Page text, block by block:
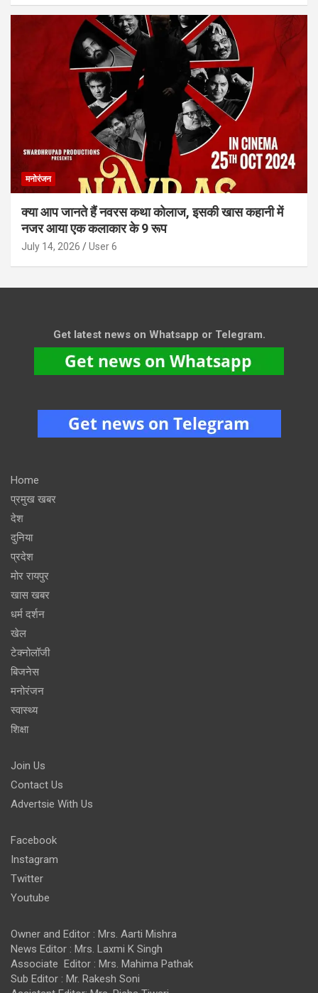
मनोरंजन
क्या आप जानते हैं नवरस कथा कोलाज, इसकी खास कहानी में
नजर आया एक कलाकार के 9 रूप
July 14, 2026 User 6
Get latest news on Whatsapp or Telegram.
Home
प्रमुख खबर
देश
दुनिया
प्रदेश
मोर रायपुर
खास खबर
धर्म दर्शन
खेल
टेक्नोलॉजी
बिजनेस
मनोरंजन
स्वास्थ्य
शिक्षा
Join Us
Contact Us
Advertsie With Us
Facebook
Instagram
Twitter
Youtube
Owner and Editor : Mrs. Aarti Mishra
News Editor : Mrs. Laxmi K Singh
Associate Editor : Mrs. Mahima Pathak
Sub Editor : Mr. Rakesh Soni